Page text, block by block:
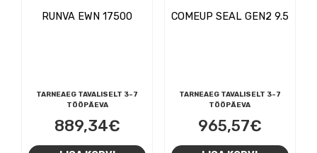
RUNVA EWN 17500
TARNEAEG TAVALISELT 3-7
TÖÖPÄEVA
889,34€
COMEUP SEAL GEN2 9.5
TARNEAEG TAVALISELT 3-7
TÖÖPÄEVA
965,57€